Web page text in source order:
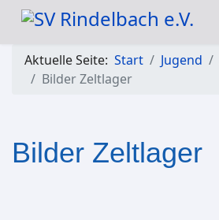
Aktuelle Seite: Start Jugend
Bilder Zeltlager
Bilder Zeltlager